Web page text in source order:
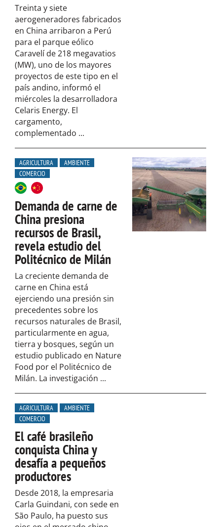
Treinta y siete
aerogeneradores fabricados
en China arribaron a Perú
para el parque eólico
Caravelí de 218 megavatios
(MW), uno de los mayores
proyectos de este tipo en el
país andino, informó el
miércoles la desarrolladora
Celaris Energy. El
cargamento,
complementado ...
AGRICULTURA
AMBIENTE
COMERCIO
Demanda de carne de
China presiona
recursos de Brasil,
revela estudio del
Politécnico de Milán
La creciente demanda de
carne en China está
ejerciendo una presión sin
precedentes sobre los
recursos naturales de Brasil,
particularmente en agua,
tierra y bosques, según un
estudio publicado en Nature
Food por el Politécnico de
Milán. La investigación ...
AGRICULTURA
AMBIENTE
COMERCIO
El café brasileño
conquista China y
desafía a pequeños
productores
Desde 2018, la empresaria
Carla Guindani, con sede en
São Paulo, ha puesto sus